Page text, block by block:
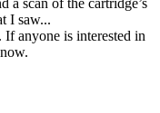
a scan of the cartridge’s
I saw...
If anyone is interested in